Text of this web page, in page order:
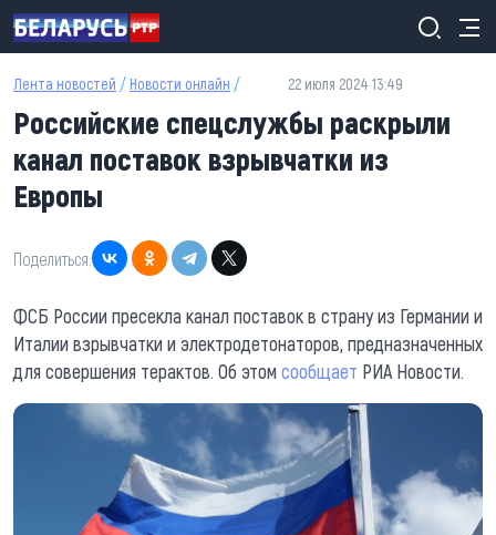
Перейти к основному содержанию
Лента новостей / Новости онлайн / 22 июля 2024 13:49
Российские спецслужбы раскрыли
канал поставок взрывчатки из
Европы
Поделиться:
ФСБ России пресекла канал поставок в страну из Германии и
Италии взрывчатки и электродетонаторов, предназначенных
для совершения терактов. Об этом сообщает РИА Новости.